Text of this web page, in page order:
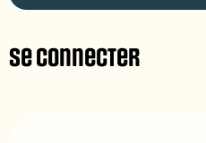
Se connecter